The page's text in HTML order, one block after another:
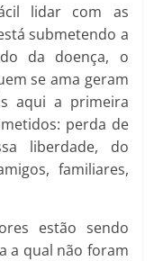
lidar com as
submetendo a
da doença, o
se ama geram
aqui a primeira
perda de
liberdade, do
familiares,
estão sendo
a qual não foram